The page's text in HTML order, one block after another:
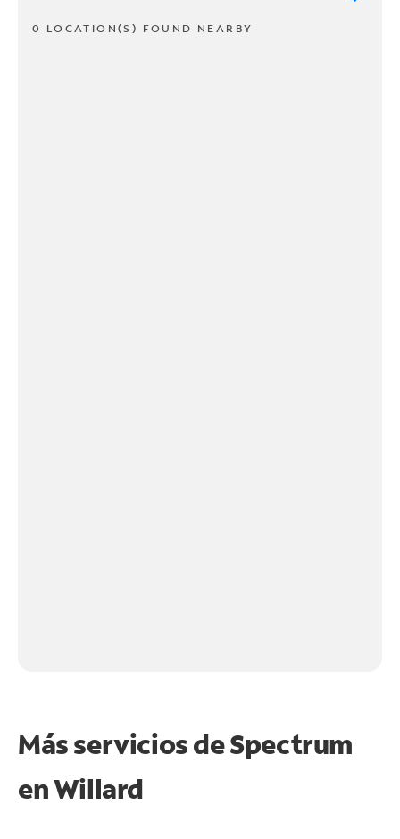
0 LOCATION(S) FOUND NEARBY
Más servicios de Spectrum
enWillard